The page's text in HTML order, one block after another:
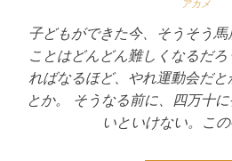
アカメ
子どもができた今、そうそう
ことはどんどん難しくなるだ
ればなるほど、やれ運動会だ
とか。 そうなる前に、四万十
いといけない。こ